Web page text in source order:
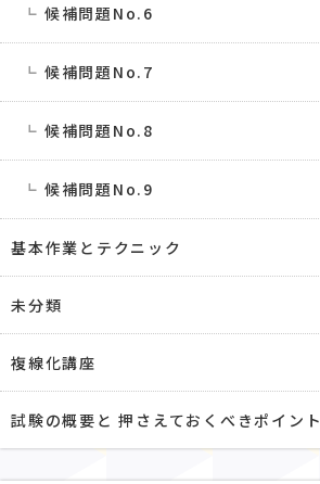
候補問題No.6
候補問題No.7
候補問題No.8
候補問題No.9
基本作業とテクニック
未分類
複線化講座
試験の概要と 押さえておくべきポイント